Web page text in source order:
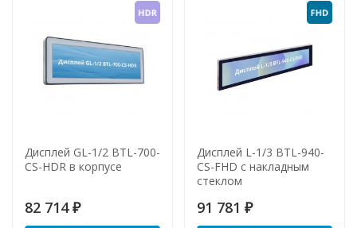
Дисплей GL-1/2 BTL-700-
CS-HDR в корпусе
82 714 ₽
Дисплей L-1/3 BTL-940-
CS-FHD с накладным
стеклом
91 781 ₽